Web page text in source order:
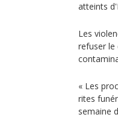
atteints
Les
refuser le
« Les
rites
semaine